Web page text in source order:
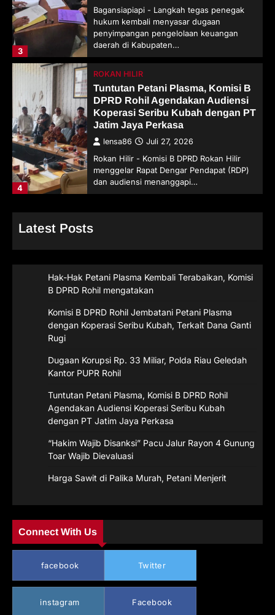
3
Bagansiapiapi - Langkah tegas penegak
hukum kembali menyasar dugaan
penyimpangan pengelolaan keuangan
daerah di Kabupaten…
4
ROKAN HILIR
Tuntutan Petani Plasma, Komisi B
DPRD Rohil Agendakan Audiensi
Koperasi Seribu Kubah dengan PT
Jatim Jaya Perkasa
lensa86 Juli 27, 2026
Rokan Hilir - Komisi B DPRD Rokan Hilir
menggelar Rapat Dengar Pendapat (RDP)
dan audiensi menanggapi…
Latest Posts
Hak-Hak Petani Plasma Kembali Terabaikan, Komisi
B DPRD Rohil mengatakan
Komisi B DPRD Rohil Jembatani Petani Plasma
dengan Koperasi Seribu Kubah, Terkait Dana Ganti
Rugi
Dugaan Korupsi Rp. 33 Miliar, Polda Riau Geledah
Kantor PUPR Rohil
Tuntutan Petani Plasma, Komisi B DPRD Rohil
Agendakan Audiensi Koperasi Seribu Kubah
dengan PT Jatim Jaya Perkasa
“Hakim Wajib Disanksi” Pacu Jalur Rayon 4 Gunung
Toar Wajib Dievaluasi
Harga Sawit di Palika Murah, Petani Menjerit
Connect With Us
facebook Twitter
instagram Facebook